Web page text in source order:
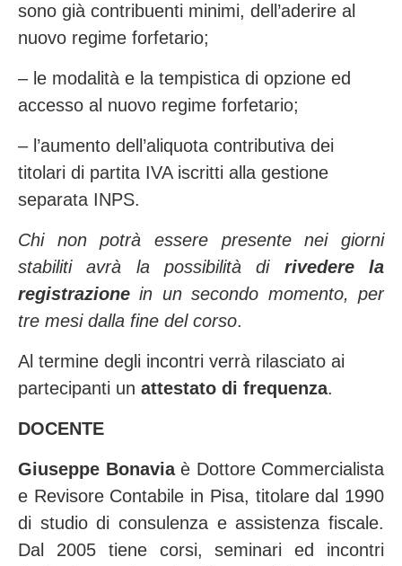
sono già contribuenti minimi, dell’aderire al
nuovo regime forfetario;
– le modalità e la tempistica di opzione ed
accesso al nuovo regime forfetario;
– l’aumento dell’aliquota contributiva dei
titolari di partita IVA iscritti alla gestione
separata INPS.
Chi non potrà essere presente nei giorni
stabiliti avrà la possibilità di rivedere la
registrazione in un secondo momento, per
tre mesi dalla fine del corso.
Al termine degli incontri verrà rilasciato ai
partecipanti un attestato di frequenza.
DOCENTE
Giuseppe Bonavia è Dottore Commercialista
e Revisore Contabile in Pisa, titolare dal 1990
di studio di consulenza e assistenza fiscale.
Dal 2005 tiene corsi, seminari ed incontri